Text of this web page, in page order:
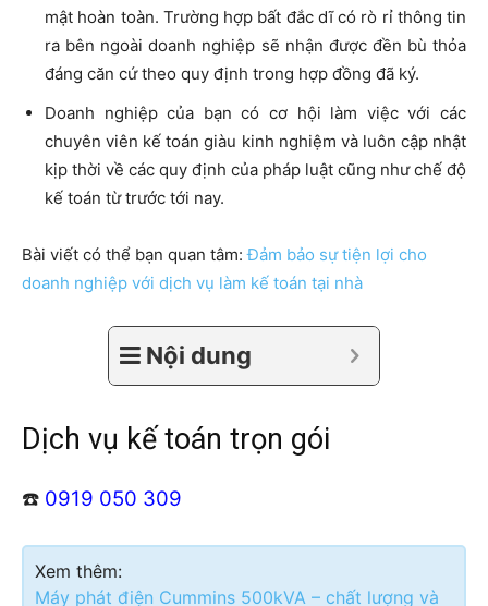
mật hoàn toàn. Trường hợp bất đắc dĩ có rò rỉ thông tin
ra bên ngoài doanh nghiệp sẽ nhận được đền bù thỏa
đáng căn cứ theo quy định trong hợp đồng đã ký.
Doanh nghiệp của bạn có cơ hội làm việc với các
chuyên viên kế toán giàu kinh nghiệm và luôn cập nhật
kịp thời về các quy định của pháp luật cũng như chế độ
kế toán từ trước tới nay.
Bài viết có thể bạn quan tâm:Đảm bảo sự tiện lợi cho
doanh nghiệp với dịch vụ làm kế toán tại nhà
Nội dung
Dịch vụ kế toán trọn gói
☎️ 0919 050 309
Xem thêm:
Máy phát điện Cummins 500kVA – chất lượng và